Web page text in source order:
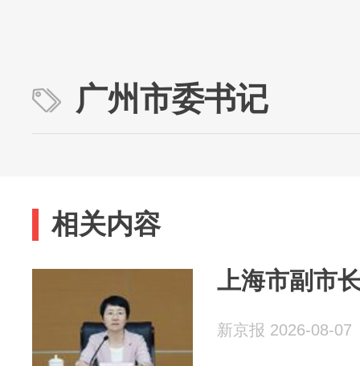
广州市委书记
相关内容
上海市副市
新京报 2026-08-07